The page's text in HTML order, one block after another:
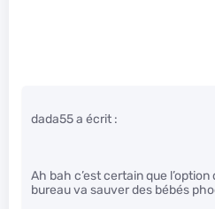
dada55 a écrit :
Ah bah c’est certain que
bureau va sauver des bébés